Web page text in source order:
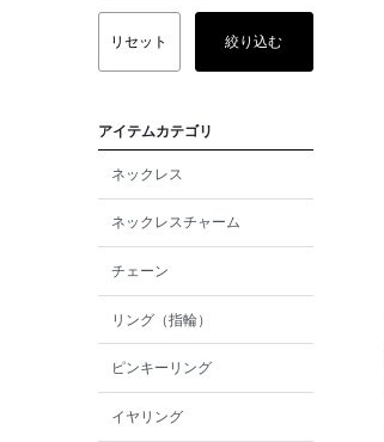
CREST+
リセット
絞り込む
アイテムカテゴリ
ネックレス
ネックレスチャーム
チェーン
リング（指輪）
ピンキーリング
イヤリング